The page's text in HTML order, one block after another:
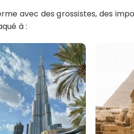
avec des grossistes, des
à :